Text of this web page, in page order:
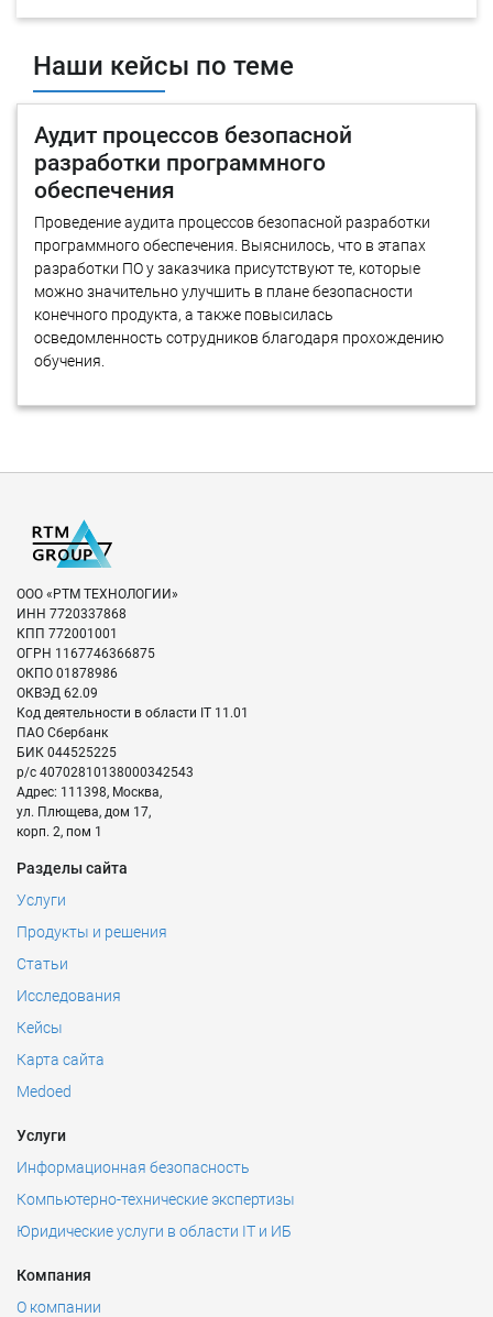
Наши кейсы по теме
Аудит процессов безопасной
разработки программного
обеспечения
Проведение аудита процессов безопасной разработки
программного обеспечения. Выяснилось, что в этапах
разработки ПО у заказчика присутствуют те, которые
можно значительно улучшить в плане безопасности
конечного продукта, а также повысилась
осведомленность сотрудников благодаря прохождению
обучения.
ООО «РТМ ТЕХНОЛОГИИ»
ИНН 7720337868
КПП 772001001
ОГРН 1167746366875
ОКПО 01878986
ОКВЭД 62.09
Код деятельности в области IT 11.01
ПАО Сбербанк
БИК 044525225
р/с 40702810138000342543
Адрес: 111398, Москва,
ул. Плющева, дом 17,
корп. 2, пом 1
Разделы сайта
Услуги
Продукты и решения
Статьи
Исследования
Кейсы
Карта сайта
Medoed
Услуги
Информационная безопасность
Компьютерно-технические экспертизы
Юридические услуги в области IT и ИБ
Компания
О компании